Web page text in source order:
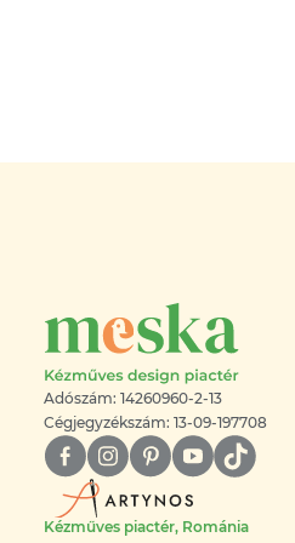
Adószám: 14260960-2-13
Cégjegyzékszám: 13-09-197708
Kézműves piactér, Románia